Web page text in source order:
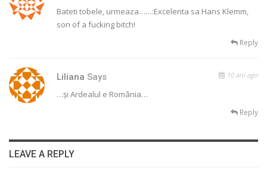
Bateti tobele, urmeaza……:Excelenta sa Hans Klemm,
son of a fucking bitch!
Reply
Liliana Says 10 ani ago
…și Ardealul e România…
Reply
LEAVE A REPLY